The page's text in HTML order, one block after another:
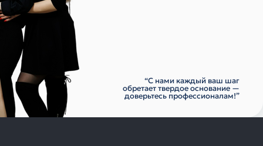
“С нами каждый ваш шаг
обретает твердое основание —
доверьтесь профессионалам!”